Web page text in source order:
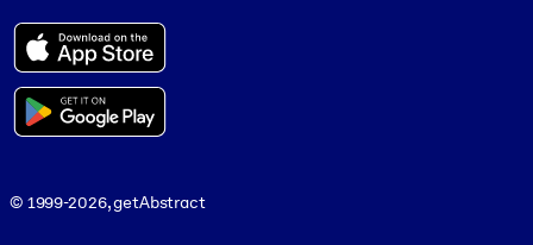
© 1999-2026, getAbstract